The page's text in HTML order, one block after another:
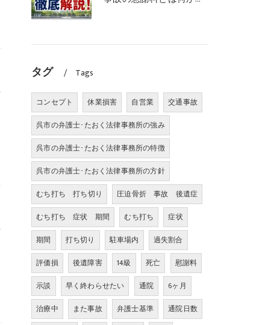
タグ Tags
コンセプト 休業損害 自営業
交通事故
呉市の弁護士･たおく法律事務所の強み
呉市の弁護士･たおく法律事務所の特徴
呉市の弁護士･たおく法律事務所の方針
むち打ち 打ち切り
圧迫骨折 事故 後遺症
むち打ち 症状 期間
むち打ち
症状
期間
打ち切り 駐車場内
過失割合
評価損
後遺障害 14級 死亡
慰謝料
示談
早く終わらせたい 通院
6ヶ月
治療中
また事故 弁護士基準
通院日数